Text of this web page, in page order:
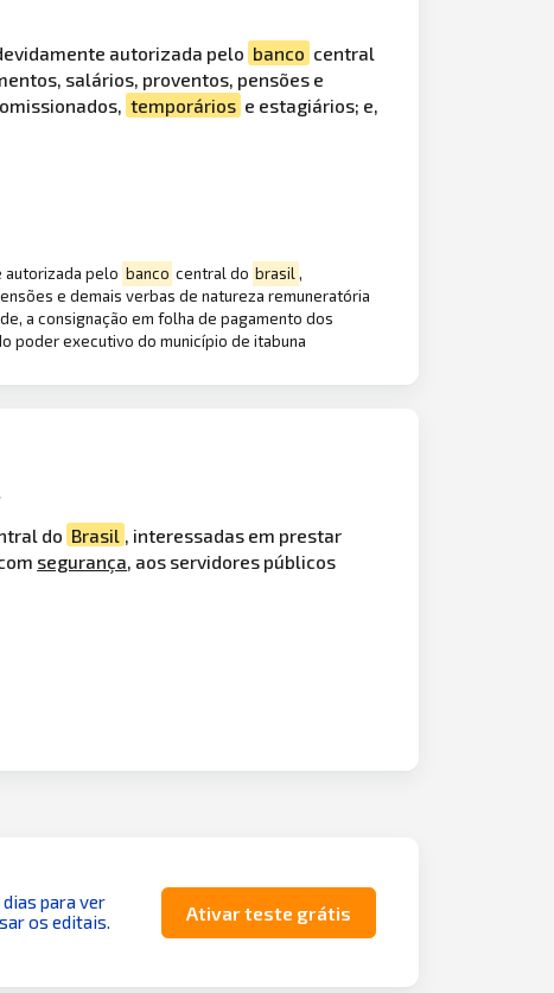
autorizada pelo banco central
salários, proventos, pensões e
temporários e estagiários; e,
autorizada pelo banco central do brasil,
e demais verbas de natureza remuneratória
a consignação em folha de pagamento dos
poder executivo do município de itabuna
do Brasil
, interessadas em prestar
segurança , aos servidores públicos
para ver
os editais.
Ativar teste grátis